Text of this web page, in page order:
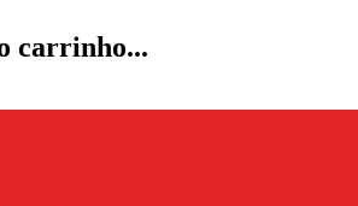
carrinho...